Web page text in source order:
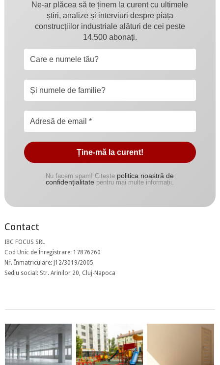
Ne-ar plăcea să te ținem la curent cu ultimele
știri, analize și interviuri despre piața
construcțiilor industriale alături de cei peste
14.500 abonați.
Nu facem spam! Citește politica noastră de
confidențialitate pentru mai multe informații.
Contact
IBC FOCUS SRL
Cod Unic de Înregistrare: 17876260
Nr. Înmatriculare: J12/3019/2005
Sediu social: Str. Arinilor 20, Cluj-Napoca